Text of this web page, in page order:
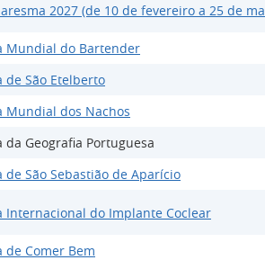
2027 (de 10 de fevereiro a 25 de
Mundial do Bartender
de São Etelberto
Mundial dos Nachos
da Geografia Portuguesa
de São Sebastião de Aparício
Internacional do Implante Coclear
de Comer Bem